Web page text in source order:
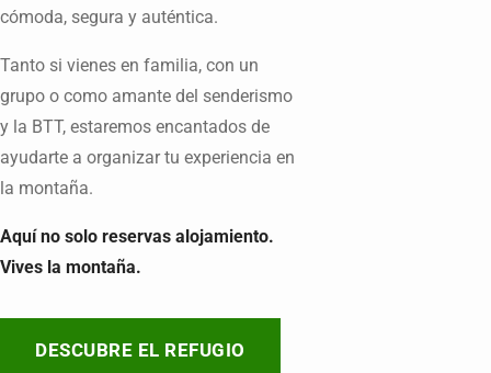
cómoda, segura y auténtica.
Tanto si vienes en familia, con un
grupo o como amante del senderismo
y la BTT, estaremos encantados de
ayudarte a organizar tu experiencia en
la montaña.
Aquí no solo reservas alojamiento.
Vives la montaña.
DESCUBRE EL REFUGIO